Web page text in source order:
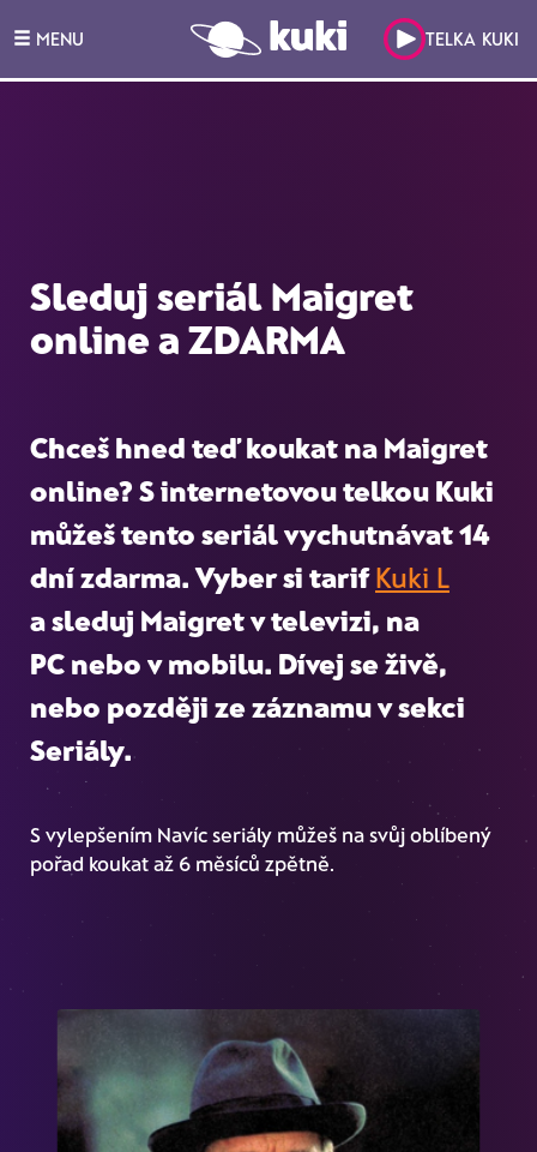
MENU TELKA KUKI
Sleduj seriál Maigret
online a ZDARMA
Chceš hned teď koukat na Maigret
online? S internetovou telkou Kuki
můžeš tento seriál vychutnávat 14
dní zdarma. Vyber si tarifKuki L
a sleduj Maigret v televizi, na
PC nebo v mobilu. Dívej se živě,
nebo později ze záznamuv sekci
Seriály.
S vylepšením Navíc seriály můžeš na svůj oblíbený
pořad koukat až 6 měsíců zpětně.